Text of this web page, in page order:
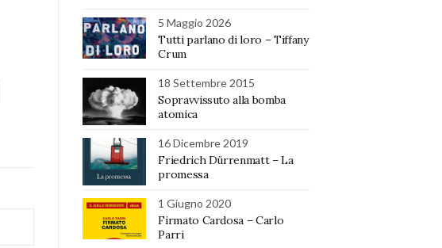
5 Maggio 2026
Tutti parlano di loro – Tiffany
Crum
18 Settembre 2015
Sopravvissuto alla bomba
atomica
16 Dicembre 2019
Friedrich Dürrenmatt – La
promessa
1 Giugno 2020
Firmato Cardosa – Carlo
Parri